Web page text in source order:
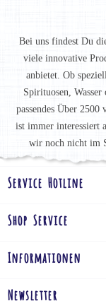
Bei uns findest Du
viele innovative
anbietet. Ob
Spirituosen,
passendes Über
ist immer interessiert
wir noch nicht im
Service Hotline
Shop Service
Informationen
Newsletter